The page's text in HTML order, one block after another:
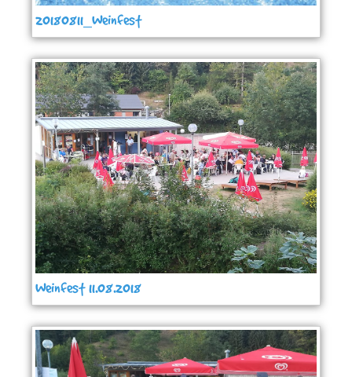
20180811_Weinfest
Weinfest 11.08.2018